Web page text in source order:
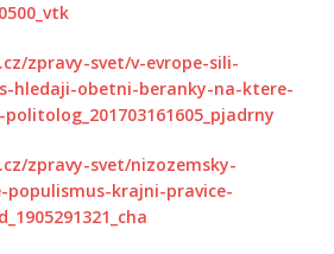
zpravy-svet/v-evrope-sili-
hledaji-obetni-beranky-na-ktere-
zpravy-svet/nizozemsky-
krajni-pravice-